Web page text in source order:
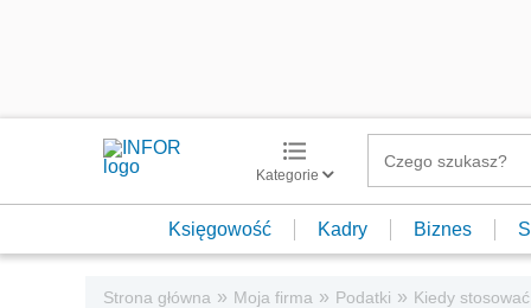
Kategorie
Księgowość Kadry Biznes
Strona główna » Moja firma » Podatki » Kiedy